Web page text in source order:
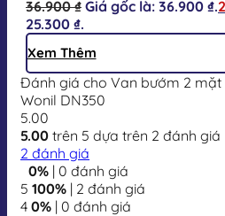
36.900₫ Giá gốc là: 36.900 ₫.
25.300 ₫.
Xem Thêm
Đánh giá cho Van bướm 2
Wonil DN350
5.00
5.00 trên 5 dựa trên 2 đánh giá
2 đánh giá
0% | 0 đánh giá
5 100% | 2 đánh giá
4 0% | 0 đánh giá